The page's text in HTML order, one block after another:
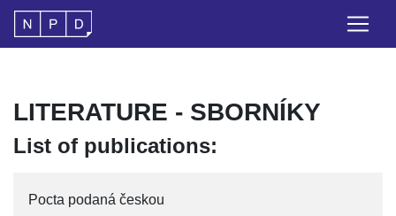
LITERATURE - SBORNÍKY
List of publications:
Pocta podaná českou